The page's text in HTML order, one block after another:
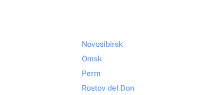
Novosibirsk
Omsk
Perm
Rostov del Don